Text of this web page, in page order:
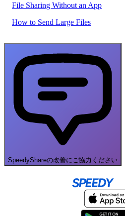
File Sharing Without an App
How to Send Large Files
SpeedyShareの改善にご協力ください